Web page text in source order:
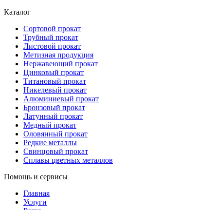
Каталог
Сортовой прокат
Трубный прокат
Листовой прокат
Метизная продукция
Нержавеющий прокат
Цинковый прокат
Титановый прокат
Никелевый прокат
Алюминиевый прокат
Бронзовый прокат
Латунный прокат
Медный прокат
Оловянный прокат
Редкие металлы
Свинцовый прокат
Сплавы цветных металлов
Помощь и сервисы
Главная
Услуги